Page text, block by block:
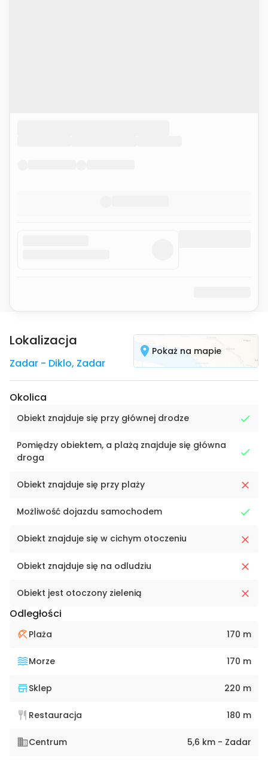
Lokalizacja
Zadar - Diklo, Zadar
Pokaż na mapie
Okolica
Obiekt znajduje się przy głównej drodze
Pomiędzy obiektem, a plażą znajduje się główna
droga
Obiekt znajduje się przy plaży
Możliwość dojazdu samochodem
Obiekt znajduje się w cichym otoczeniu
Obiekt znajduje się na odludziu
Obiekt jest otoczony zielenią
Odległości
Plaża 170 m
Morze 170 m
Sklep 220 m
Restauracja 180 m
Centrum 5,6 km - Zadar